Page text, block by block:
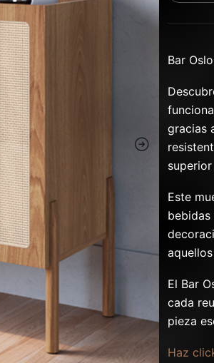
Bar
gracias
Este
El Bar
cada
pieza
Haz